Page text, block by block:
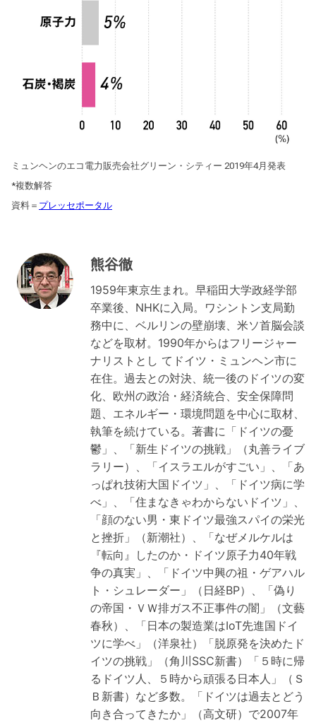
ミュンヘンのエコ電力販売会社グリーン・シティー 2019年4月発表
*複数解答
資料＝ プレッセポータル
熊谷徹
1959年東京生まれ。早稲田大学政経学部
卒業後、NHKに入局。ワシントン支局勤
務中に、ベルリンの壁崩壊、米ソ首脳会談
などを取材。1990年からはフリージャー
ナリストとし てドイツ・ミュンヘン市に
在住。過去との対決、統一後のドイツの変
化、欧州の政治・経済統合、安全保障問
題、エネルギー・環境問題を中心に取材、
執筆を続けている。著書に「ドイツの憂
鬱」、「新生ドイツの挑戦」（丸善ライブ
ラリー）、「イスラエルがすごい」、「あ
っぱれ技術大国ドイツ」、「ドイツ病に学
べ」、「住まなきゃわからないドイツ」、
「顔のない男・東ドイツ最強スパイの栄光
と挫折」（新潮社）、「なぜメルケルは
『転向』したのか・ドイツ原子力40年戦
争の真実」、「ドイツ中興の祖・ゲアハル
ト・シュレーダー」（日経BP）、「偽り
の帝国・ＶＷ排ガス不正事件の闇」（文藝
春秋）、「日本の製造業はIoT先進国ドイ
ツに学べ」（洋泉社）「脱原発を決めたド
イツの挑戦」（角川SSC新書）「５時に帰
るドイツ人、５時から頑張る日本人」（Ｓ
Ｂ新書）など多数。「ドイツは過去とどう
向き合ってきたか」（高文研）で2007年